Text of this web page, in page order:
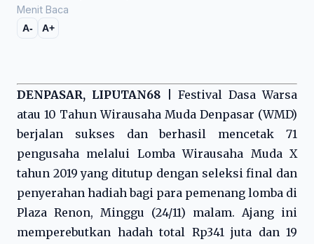
Menit Baca
A- A+
DENPASAR, LIPUTAN68| Festival Dasa Warsa
atau 10 Tahun Wirausaha Muda Denpasar (WMD)
berjalan sukses dan berhasil mencetak 71
pengusaha melalui Lomba Wirausaha Muda X
tahun 2019 yang ditutup dengan seleksi final dan
penyerahan hadiah bagi para pemenang lomba di
Plaza Renon, Minggu (24/11) malam. Ajang ini
memperebutkan hadah total Rp341 juta dan 19